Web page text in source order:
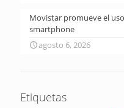
Movistar promueve el
smartphone
agosto 6, 2026
Etiquetas